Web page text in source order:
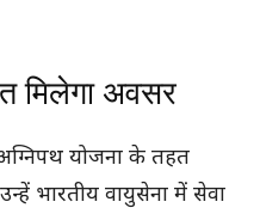
मिलेगा अवसर
योजना के तहत
भारतीय वायुसेना में सेवा